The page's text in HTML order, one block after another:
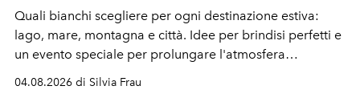
Quali bianchi scegliere per ogni destinazione estiva:
lago, mare, montagna e città. Idee per brindisi perfetti e
un evento speciale per prolungare l'atmosfera
04.08.2026 di Silvia Frau